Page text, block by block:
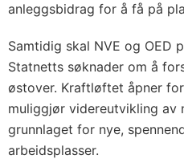
anleggsbidrag for å få på
Samtidig skal NVE og OED
Statnetts søknader om å
østover. Kraftløftet åpner
muliggjør videreutvikling
grunnlaget for nye,
arbeidsplasser.